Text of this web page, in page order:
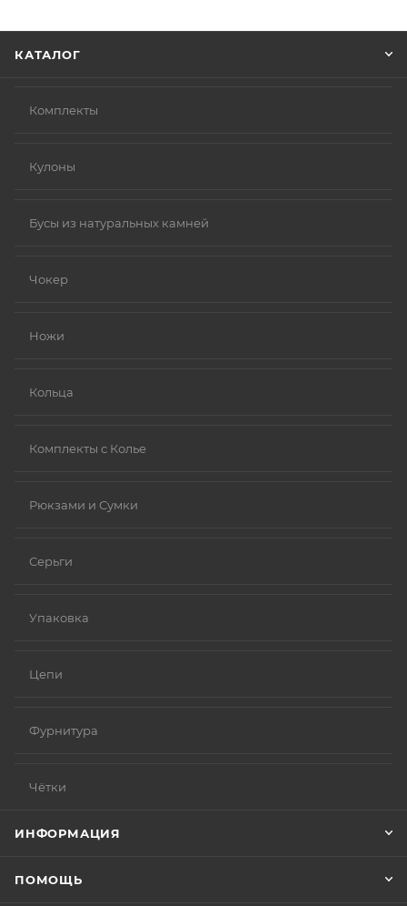
КАТАЛОГ
Комплекты
Кулоны
Бусы из натуральных камней
Чокер
Ножи
Кольца
Комплекты с Колье
Рюкзами и Сумки
Серьги
Упаковка
Цепи
Фурнитура
Чётки
ИНФОРМАЦИЯ
ПОМОЩЬ